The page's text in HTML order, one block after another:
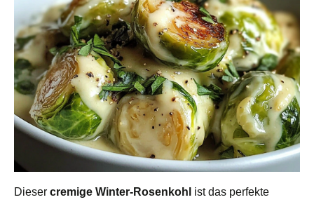
Dieser cremige Winter-Rosenkohl ist das perfekte